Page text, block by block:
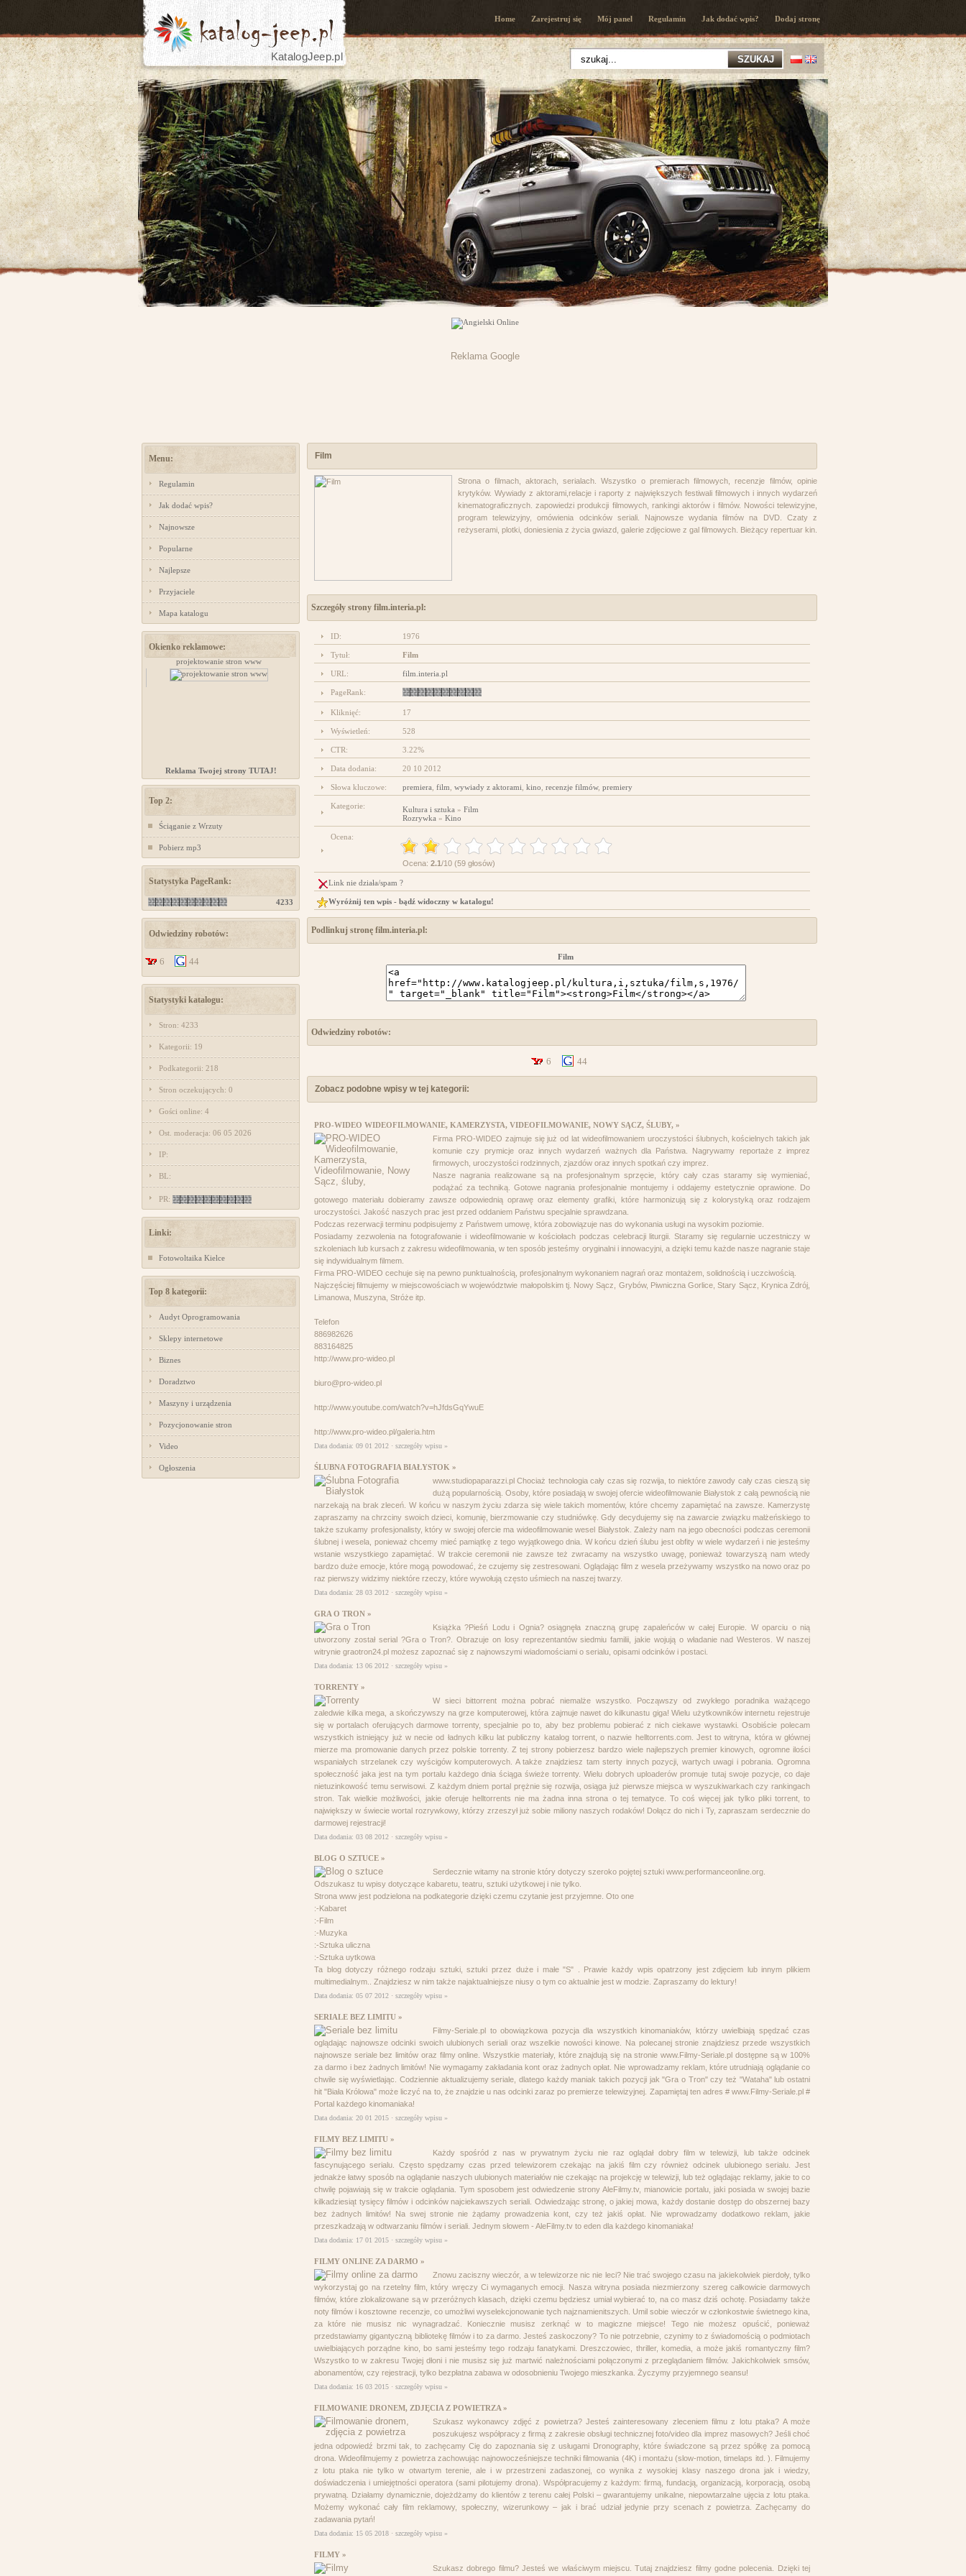
KatalogJeep.pl
Home Zarejestruj się Mój panel Regulamin Jak dodać wpis? Dodaj stronę
Reklama Google
Menu:
Regulamin
Jak dodać wpis?
Najnowsze
Popularne
Najlepsze
Przyjaciele
Mapa katalogu
Okienko reklamowe:
projektowanie stron www projektowanie stron www
Reklama Twojej strony TUTAJ!
Top 2:
Ściąganie z Wrzuty
Pobierz mp3
Statystyka PageRank:
4233
Odwiedziny robotów:
6 44
Statystyki katalogu:
Stron: 4233
Kategorii: 19
Podkategorii: 218
Stron oczekujących: 0
Gości online: 4
Ost. moderacja: 06 05 2026
IP:
BL:
PR:
Linki:
Fotowoltaika Kielce
Top 8 kategorii:
Audyt Oprogramowania
Sklepy internetowe
Biznes
Doradztwo
Maszyny i urządzenia
Pozycjonowanie stron
Video
Ogłoszenia
Film
Strona o filmach, aktorach, serialach. Wszystko o premierach filmowych, recenzje filmów, opinie
krytyków. Wywiady z aktorami,relacje i raporty z największych festiwali filmowych i innych wydarzeń
kinematograficznych. zapowiedzi produkcji filmowych, rankingi aktorów i filmów. Nowości telewizyjne,
program telewizyjny, omówienia odcinków seriali. Najnowsze wydania filmów na DVD. Czaty z
reżyserami, plotki, doniesienia z życia gwiazd, galerie zdjęciowe z gal filmowych. Bieżący repertuar kin.
Szczegóły strony film.interia.pl:
ID: 1976
Tytuł: Film
URL: film.interia.pl
PageRank:
Kliknięć: 17
Wyświetleń: 528
CTR: 3.22%
Data dodania: 20 10 2012
Słowa kluczowe: premiera film wywiady z aktorami kino recenzje filmów, premiery
Kategorie: Kultura i sztuka » Film
Rozrywka » Kino
Ocena:
Ocena: 2.1/10 (59 głosów)
Link nie działa/spam ?
Wyróżnij ten wpis - bądź widoczny w katalogu!
Podlinkuj stronę film.interia.pl:
Film
Odwiedziny robotów:
6 44
Zobacz podobne wpisy w tej kategorii:
PRO-WIDEO WIDEOFILMOWANIE, KAMERZYSTA, VIDEOFILMOWANIE, NOWY SĄCZ, ŚLUBY, »
Firma PRO-WIDEO zajmuje się już od lat wideofilmowaniem uroczystości ślubnych, kościelnych takich jak
komunie czy prymicje oraz innych wydarzeń ważnych dla Państwa. Nagrywamy reportaże z imprez
firmowych, uroczystości rodzinnych, zjazdów oraz innych spotkań czy imprez.
Nasze nagrania realizowane są na profesjonalnym sprzęcie, który cały czas staramy się wymieniać,
podążać za techniką. Gotowe nagrania profesjonalnie montujemy i oddajemy estetycznie oprawione. Do
gotowego materiału dobieramy zawsze odpowiednią oprawę oraz elementy grafiki, które harmonizują się z kolorystyką oraz rodzajem
uroczystości. Jakość naszych prac jest przed oddaniem Państwu specjalnie sprawdzana.
Podczas rezerwacji terminu podpisujemy z Państwem umowę, która zobowiązuje nas do wykonania usługi na wysokim poziomie.
Posiadamy zezwolenia na fotografowanie i wideofilmowanie w kościołach podczas celebracji liturgii. Staramy się regularnie uczestniczy w
szkoleniach lub kursach z zakresu wideofilmowania, w ten sposób jesteśmy oryginalni i innowacyjni, a dzięki temu każde nasze nagranie staje
się indywidualnym filmem.
Firma PRO-WIDEO cechuje się na pewno punktualnością, profesjonalnym wykonaniem nagrań oraz montażem, solidnością i uczciwością.
Najczęściej filmujemy w miejscowościach w województwie małopolskim tj. Nowy Sącz, Grybów, Piwniczna Gorlice, Stary Sącz, Krynica Zdrój,
Limanowa, Muszyna, Stróże itp.
Telefon
886982626
883164825
http://www.pro-wideo.pl
biuro@pro-wideo.pl
http://www.youtube.com/watch?v=hJfdsGqYwuE
http://www.pro-wideo.pl/galeria.htm
Data dodania: 09 01 2012 · szczegóły wpisu »
ŚLUBNA FOTOGRAFIA BIAŁYSTOK »
www.studiopaparazzi.pl Chociaż technologia cały czas się rozwija, to niektóre zawody cały czas cieszą się
dużą popularnością. Osoby, które posiadają w swojej ofercie wideofilmowanie Białystok z całą pewnością nie
narzekają na brak zleceń. W końcu w naszym życiu zdarza się wiele takich momentów, które chcemy zapamiętać na zawsze. Kamerzystę
zapraszamy na chrzciny swoich dzieci, komunię, bierzmowanie czy studniówkę. Gdy decydujemy się na zawarcie związku małżeńskiego to
także szukamy profesjonalisty, który w swojej ofercie ma wideofilmowanie wesel Białystok. Zależy nam na jego obecności podczas ceremonii
ślubnej i wesela, ponieważ chcemy mieć pamiątkę z tego wyjątkowego dnia. W końcu dzień ślubu jest obfity w wiele wydarzeń i nie jesteśmy
wstanie wszystkiego zapamiętać. W trakcie ceremonii nie zawsze też zwracamy na wszystko uwagę, ponieważ towarzyszą nam wtedy
bardzo duże emocje, które mogą powodować, że czujemy się zestresowani. Oglądając film z wesela przeżywamy wszystko na nowo oraz po
raz pierwszy widzimy niektóre rzeczy, które wywołują często uśmiech na naszej twarzy.
Data dodania: 28 03 2012 · szczegóły wpisu »
GRA O TRON »
Książka ?Pieśń Lodu i Ognia? osiągnęła znaczną grupę zapaleńców w całej Europie. W oparciu o nią
utworzony został serial ?Gra o Tron?. Obrazuje on losy reprezentantów siedmiu familii, jakie wojują o władanie nad Westeros. W naszej
witrynie graotron24.pl możesz zapoznać się z najnowszymi wiadomościami o serialu, opisami odcinków i postaci.
Data dodania: 13 06 2012 · szczegóły wpisu »
TORRENTY »
W sieci bittorrent można pobrać niemalże wszystko. Począwszy od zwykłego poradnika ważącego
zaledwie kilka mega, a skończywszy na grze komputerowej, która zajmuje nawet do kilkunastu giga! Wielu użytkowników internetu rejestruje
się w portalach oferujących darmowe torrenty, specjalnie po to, aby bez problemu pobierać z nich ciekawe wystawki. Osobiście polecam
wszystkich istniejący już w necie od ładnych kilku lat publiczny katalog torrent, o nazwie helltorrents.com. Jest to witryna, która w głównej
mierze ma promowanie danych przez polskie torrenty. Z tej strony pobierzesz bardzo wiele najlepszych premier kinowych, ogromne ilości
wspaniałych strzelanek czy wyścigów komputerowych. A także znajdziesz tam sterty innych pozycji, wartych uwagi i pobrania. Ogromna
społeczność jaka jest na tym portalu każdego dnia ściąga świeże torrenty. Wielu dobrych uploaderów promuje tutaj swoje pozycje, co daje
nietuzinkowość temu serwisowi. Z każdym dniem portal prężnie się rozwija, osiąga już pierwsze miejsca w wyszukiwarkach czy rankingach
stron. Tak wielkie możliwości, jakie oferuje helltorrents nie ma żadna inna strona o tej tematyce. To coś więcej jak tylko pliki torrent, to
największy w świecie wortal rozrywkowy, którzy zrzeszył już sobie miliony naszych rodaków! Dołącz do nich i Ty, zapraszam serdecznie do
darmowej rejestracji!
Data dodania: 03 08 2012 · szczegóły wpisu »
BLOG O SZTUCE »
Serdecznie witamy na stronie który dotyczy szeroko pojętej sztuki www.performanceonline.org.
Odszukasz tu wpisy dotyczące kabaretu, teatru, sztuki użytkowej i nie tylko.
Strona www jest podzielona na podkategorie dzięki czemu czytanie jest przyjemne. Oto one
:-Kabaret
:-Film
:-Muzyka
:-Sztuka uliczna
:-Sztuka uytkowa
Ta blog dotyczy różnego rodzaju sztuki, sztuki przez duże i małe "S" . Prawie każdy wpis opatrzony jest zdjęciem lub innym plikiem
multimedialnym.. Znajdziesz w nim także najaktualniejsze niusy o tym co aktualnie jest w modzie. Zapraszamy do lektury!
Data dodania: 05 07 2012 · szczegóły wpisu »
SERIALE BEZ LIMITU »
Filmy-Seriale.pl to obowiązkowa pozycja dla wszystkich kinomaniaków, którzy uwielbiają spędzać czas
oglądając najnowsze odcinki swoich ulubionych seriali oraz wszelkie nowości kinowe. Na polecanej stronie znajdziesz przede wszystkich
najnowsze seriale bez limitów oraz filmy online. Wszystkie materiały, które znajdują się na stronie www.Filmy-Seriale.pl dostępne są w 100%
za darmo i bez żadnych limitów! Nie wymagamy zakładania kont oraz żadnych opłat. Nie wprowadzamy reklam, które utrudniają oglądanie co
chwile się wyświetlając. Codziennie aktualizujemy seriale, dlatego każdy maniak takich pozycji jak "Gra o Tron" czy też "Wataha" lub ostatni
hit "Biała Królowa" może liczyć na to, że znajdzie u nas odcinki zaraz po premierze telewizyjnej. Zapamiętaj ten adres # www.Filmy-Seriale.pl #
Portal każdego kinomaniaka!
Data dodania: 20 01 2015 · szczegóły wpisu »
FILMY BEZ LIMITU »
Każdy spośród z nas w prywatnym życiu nie raz oglądał dobry film w telewizji, lub także odcinek
fascynującego serialu. Często spędzamy czas przed telewizorem czekając na jakiś film czy również odcinek ulubionego serialu. Jest
jednakże łatwy sposób na oglądanie naszych ulubionych materiałów nie czekając na projekcję w telewizji, lub też oglądając reklamy, jakie to co
chwilę pojawiają się w trakcie oglądania. Tym sposobem jest odwiedzenie strony AleFilmy.tv, mianowicie portalu, jaki posiada w swojej bazie
kilkadziesiąt tysięcy filmów i odcinków najciekawszych seriali. Odwiedzając stronę, o jakiej mowa, każdy dostanie dostęp do obszernej bazy
bez żadnych limitów! Na swej stronie nie żądamy prowadzenia kont, czy też jakiś opłat. Nie wprowadzamy dodatkowo reklam, jakie
przeszkadzają w odtwarzaniu filmów i seriali. Jednym słowem - AleFilmy.tv to eden dla każdego kinomaniaka!
Data dodania: 17 01 2015 · szczegóły wpisu »
FILMY ONLINE ZA DARMO »
Znowu zaciszny wieczór, a w telewizorze nic nie leci? Nie trać swojego czasu na jakiekolwiek pierdoły, tylko
wykorzystaj go na rzetelny film, który wręczy Ci wymaganych emocji. Nasza witryna posiada niezmierzony szereg całkowicie darmowych
filmów, które zlokalizowane są w przeróżnych klasach, dzięki czemu będziesz umiał wybierać to, na co masz dziś ochotę. Posiadamy także
noty filmów i kosztowne recenzje, co umożliwi wyselekcjonowanie tych najznamienitszych. Umil sobie wieczór w członkostwie świetnego kina,
za które nie musisz nic wynagradzać. Koniecznie musisz zerknąć w to magiczne miejsce! Tego nie możesz opuścić, ponieważ
przedstawiamy gigantyczną bibliotekę filmów i to za darmo. Jesteś zaskoczony? To nie potrzebnie, czynimy to z świadomością o podmiotach
uwielbiających porządne kino, bo sami jesteśmy tego rodzaju fanatykami. Dreszczowiec, thriller, komedia, a może jakiś romantyczny film?
Wszystko to w zakresu Twojej dłoni i nie musisz się już martwić należnościami połączonymi z przeglądaniem filmów. Jakichkolwiek smsów,
abonamentów, czy rejestracji, tylko bezpłatna zabawa w odosobnieniu Twojego mieszkanka. Życzymy przyjemnego seansu!
Data dodania: 16 03 2015 · szczegóły wpisu »
FILMOWANIE DRONEM, ZDJĘCIA Z POWIETRZA »
Szukasz wykonawcy zdjęć z powietrza? Jesteś zainteresowany zleceniem filmu z lotu ptaka? A może
poszukujesz współpracy z firmą z zakresie obsługi technicznej foto/video dla imprez masowych? Jeśli choć
jedna odpowiedź brzmi tak, to zachęcamy Cię do zapoznania się z usługami Dronography, które świadczone są przez spółkę za pomocą
drona. Wideofilmujemy z powietrza zachowując najnowocześniejsze techniki filmowania (4K) i montażu (slow-motion, timelaps itd. ). Filmujemy
z lotu ptaka nie tylko w otwartym terenie, ale i w przestrzeni zadaszonej, co wynika z wysokiej klasy naszego drona jak i wiedzy,
doświadczenia i umiejętności operatora (sami pilotujemy drona). Współpracujemy z każdym: firmą, fundacją, organizacją, korporacją, osobą
prywatną. Działamy dynamicznie, dojeżdżamy do klientów z terenu całej Polski – gwarantujemy unikalne, niepowtarzalne ujęcia z lotu ptaka.
Możemy wykonać cały film reklamowy, społeczny, wizerunkowy – jak i brać udział jedynie przy scenach z powietrza. Zachęcamy do
zadawania pytań!
Data dodania: 15 05 2018 · szczegóły wpisu »
FILMY »
Szukasz dobrego filmu? Jesteś we właściwym miejscu. Tutaj znajdziesz filmy godne polecenia. Dzięki tej